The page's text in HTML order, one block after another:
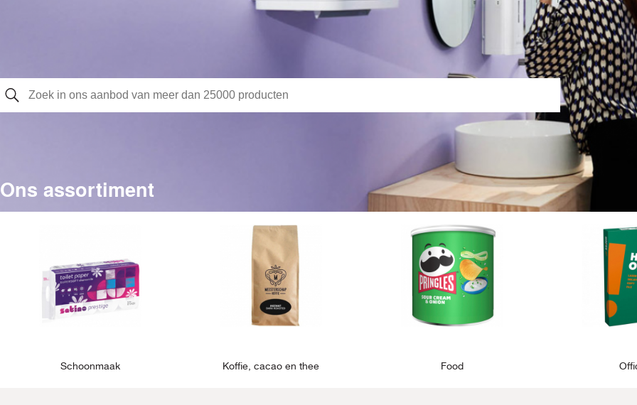
Ons assortiment
Schoonmaak Koffie, cacao en thee Food